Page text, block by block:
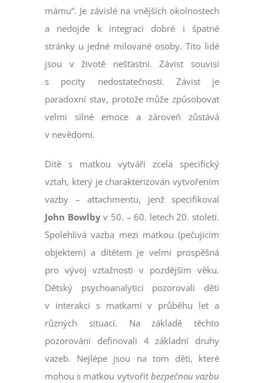
mámu“. Je závislé na vnějších okolnostech
a nedojde k integraci dobré i špatné
stránky u jedné milované osoby. Tito lidé
jsou v životě nešťastni. Závist souvisí
s pocity nedostatečnosti. Závist je
paradoxní stav, protože může způsobovat
velmi silné emoce a zároveň zůstává
v nevědomí.
Dítě s matkou vytváří zcela specifický
vztah, který je charakterizován vytvořením
vazby – attachmentu, jenž specifikoval
John Bowlbyv 50. – 60. letech 20. století.
Spolehlivá vazba mezi matkou (pečujícím
objektem) a dítětem je velmi prospěšná
pro vývoj vztažnosti v pozdějším věku.
Dětský psychoanalytici pozorovali děti
v interakci s matkami v průběhu let a
různých situací. Na základě těchto
pozorování definovali 4 základní druhy
vazeb. Nejlépe jsou na tom děti, které
mohou s matkou vytvořit bezpečnou vazbu